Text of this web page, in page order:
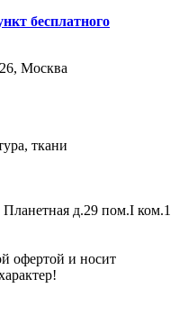
бесплатного
Москва
ткани
д.29 пом.I ком.1
офертой и носит